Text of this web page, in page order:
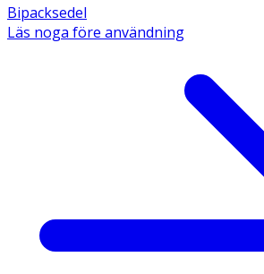
Bipacksedel
Läs noga före användning